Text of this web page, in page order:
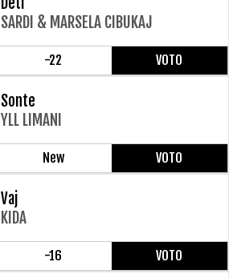
SARDI & MARSELA CIBUKAJ
-22 VOTO
Sonte
YLL LIMANI
New VOTO
Vaj
KIDA
-16 VOTO